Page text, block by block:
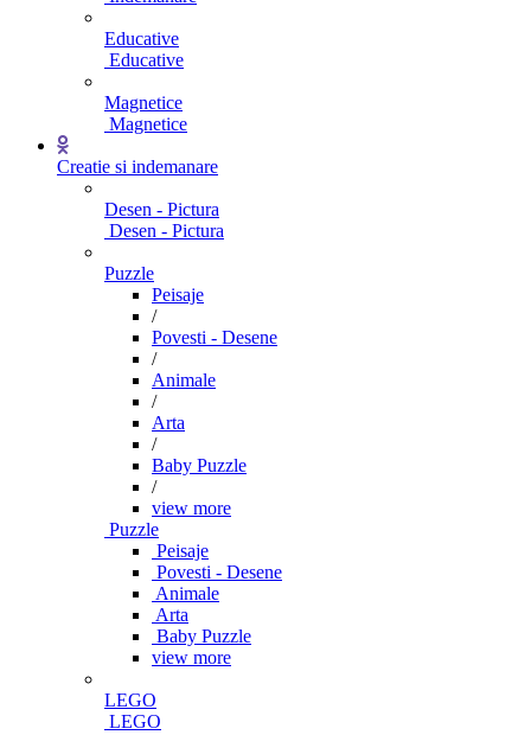
Educative
Educative
Magnetice
Magnetice
Creatie si indemanare
Desen - Pictura
Desen - Pictura
Puzzle
Peisaje
/
Povesti - Desene
/
Animale
/
Arta
/
Baby Puzzle
/
view more
Puzzle
Peisaje
Povesti - Desene
Animale
Arta
Baby Puzzle
view more
LEGO
LEGO